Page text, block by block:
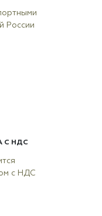
России
С НДС
с НДС